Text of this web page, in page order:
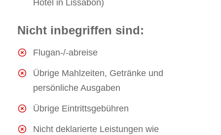
Hotel in Lissabon)
Nicht inbegriffen sind:
Flugan-/-abreise
Übrige Mahlzeiten, Getränke und
persönliche Ausgaben
Übrige Eintrittsgebühren
Nicht deklarierte Leistungen wie